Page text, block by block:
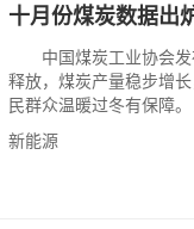
十月份煤炭数据出
中国煤炭工业协会发
释放，煤炭产量稳步增
民群众温暖过冬有保
新能源